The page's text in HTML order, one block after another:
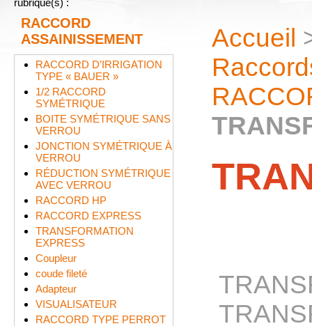
rubrique(s) :
RACCORD
ASSAINISSEMENT
RACCORD D’IRRIGATION
TYPE « BAUER »
1/2 RACCORD
SYMÉTRIQUE
BOITE SYMÉTRIQUE SANS
VERROU
JONCTION SYMÉTRIQUE À
VERROU
RÉDUCTION SYMÉTRIQUE
AVEC VERROU
RACCORD HP
RACCORD EXPRESS
TRANSFORMATION
EXPRESS
Coupleur
coude fileté
Adapteur
VISUALISATEUR
RACCORD TYPE PERROT
Accueil